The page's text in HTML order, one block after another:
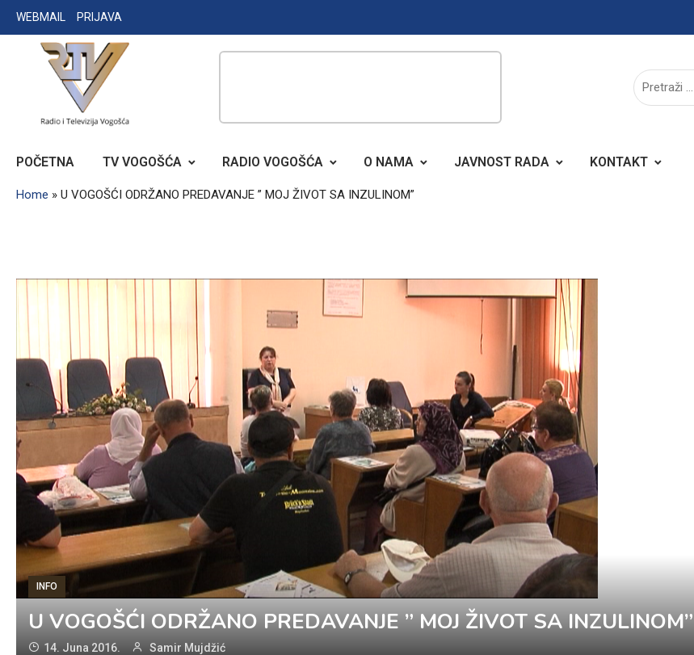
Skip
to
WEBMAIL PRIJAVA
RADIO TELEVIZIJA VOGOŠĆA
POČETNA TV VOGOŠĆA RADIO VOGOŠĆA O NAMA JAVNOST RADA KONTAKT
Home » U VOGOŠĆI ODRŽANO PREDAVANJE ” MOJ ŽIVOT SA INZULINOM”
INFO
U VOGOŠĆI ODRŽANO PREDAVANJE ” MOJ ŽIVOT SA INZULINOM”
14. Juna 2016. Samir Mujdžić